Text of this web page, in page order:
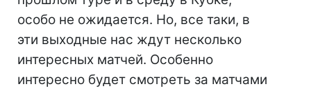
особо не ожидается. Но, все таки, в
эти выходные нас ждут несколько
интересных матчей. Особенно
интересно будет смотреть за матчами